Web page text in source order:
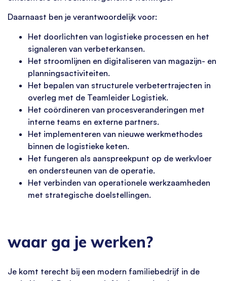
Daarnaast ben je verantwoordelijk voor:
Het doorlichten van logistieke processen en het
signaleren van verbeterkansen.
Het stroomlijnen en digitaliseren van magazijn- en
planningsactiviteiten.
Het bepalen van structurele verbetertrajecten in
overleg met de Teamleider Logistiek.
Het coördineren van procesveranderingen met
interne teams en externe partners.
Het implementeren van nieuwe werkmethodes
binnen de logistieke keten.
Het fungeren als aanspreekpunt op de werkvloer
en ondersteunen van de operatie.
Het verbinden van operationele werkzaamheden
met strategische doelstellingen.
waar ga je werken?
Je komt terecht bij een modern familiebedrijf in de